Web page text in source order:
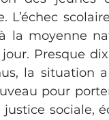
L’échec
la moyenne
Presque
la situation
pour
sociale,